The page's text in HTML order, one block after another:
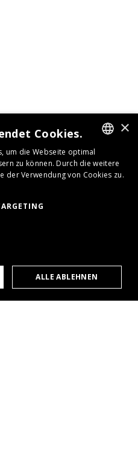
GERMAN
ENGLISH
×
Cookies.
um die Webseite optimal
zu können. Durch die weitere
der Verwendung von Cookies zu.
ALLE ABLEHNEN